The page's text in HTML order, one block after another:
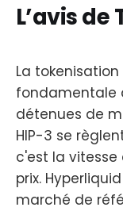
L’avis de
La
fondamentale
détenues de
HIP-3 se
c'est la
prix.
marché de